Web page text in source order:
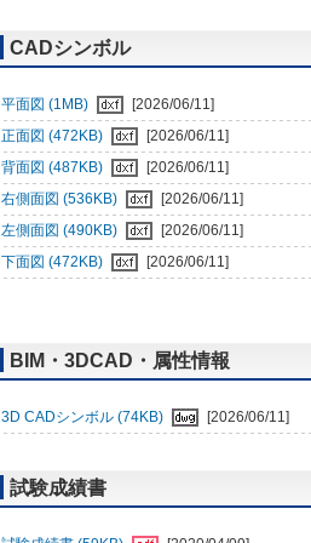
CADシンボル
平面図 (1MB)
[2026/06/11]
正面図 (472KB)
[2026/06/11]
背面図 (487KB)
[2026/06/11]
右側面図 (536KB)
[2026/06/11]
左側面図 (490KB)
[2026/06/11]
下面図 (472KB)
[2026/06/11]
BIM・3DCAD・属性情報
3D CADシンボル (74KB) [2026/06/11]
試験成績書